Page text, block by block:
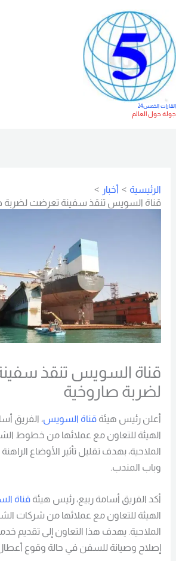
الخمس24
حول العالم
الرئيسية
أخبار
قناة السويس تنقذ سفينة تعرضت لضربة
قناة السويس تنقذ
لضربة صاروخية
أعلن رئيس هيئة قناة السويس، الفريق
الهيئة للتعاون مع عملائها من خطوط
الملاحية، بهدف تقليل تأثير الأوضاع
وباب المندب.
أكد الفريق أسامة ربيع، رئيس هيئة قناة
الهيئة للتعاون مع عملائها من شركات
الملاحية. يهدف هذا التعاون إلى تقديم
إصلاح وصيانة للسفن في حالة وقوع
ص
ف
ا